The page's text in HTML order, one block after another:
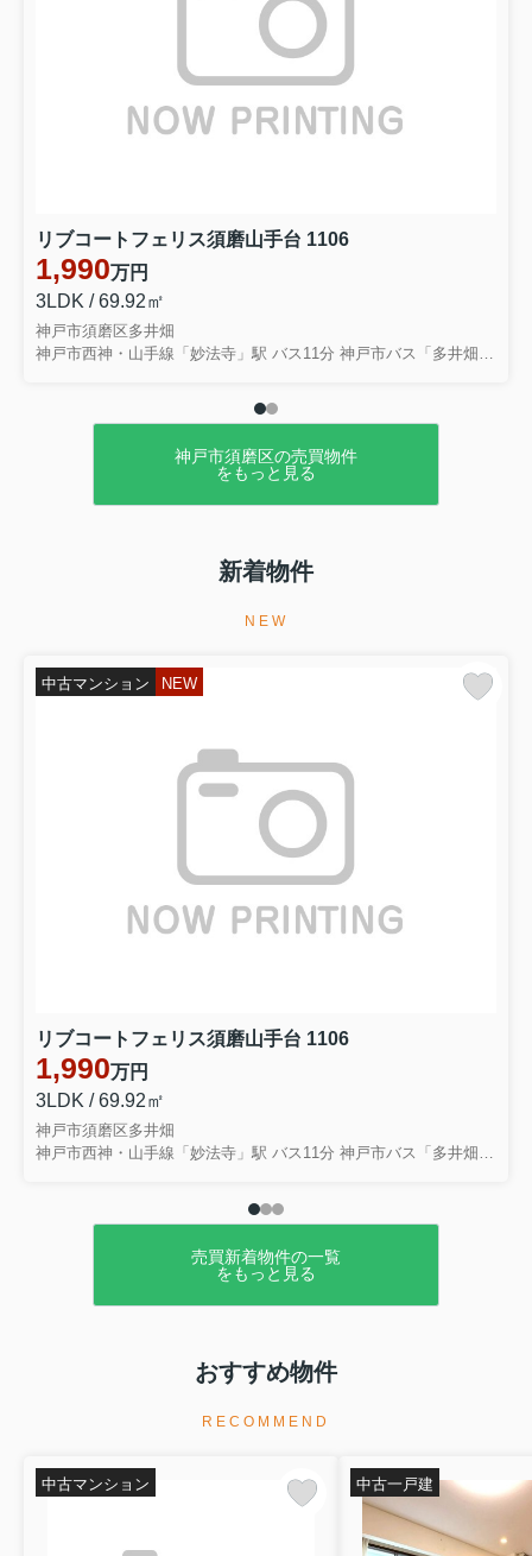
リブコートフェリス須磨山手台 1106
1,990万円
3LDK / 69.92㎡
神戸市須磨区多井畑
神戸市西神・山手線「妙法寺」駅 バス11分 神戸市バス「多井畑厄神」 停歩1分
神戸市須磨区の売買物件
をもっと見る
新着物件
NEW
中古マンション NEW
リブコートフェリス須磨山手台 1106
1,990万円
3LDK / 69.92㎡
神戸市須磨区多井畑
神戸市西神・山手線「妙法寺」駅 バス11分 神戸市バス「多井畑厄神」 停歩1分
売買新着物件の一覧
をもっと見る
おすすめ物件
RECOMMEND
中古マンション 中古一戸建